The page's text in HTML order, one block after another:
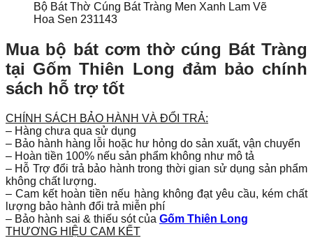
Bộ Bát Thờ Cúng Bát Tràng Men Xanh Lam Vẽ
Hoa Sen 231143
Mua bộ bát cơm thờ cúng Bát Tràng
tại Gốm Thiên Long đảm bảo chính
sách hỗ trợ tốt
CHÍNH SÁCH BẢO HÀNH VÀ ĐỔI TRẢ:
– Hàng chưa qua sử dụng
– Bảo hành hàng lỗi hoặc hư hỏng do sản xuất, vận chuyển
– Hoàn tiền 100% nếu sản phẩm không như mô tả
– Hỗ Trợ đổi trả bảo hành trong thời gian sử dụng sản phẩm
không chất lượng.
– Cam kết hoàn tiền nếu hàng không đạt yêu cầu, kém chất
lượng bảo hành đổi trả miễn phí
– Bảo hành sai & thiếu sót của Gốm Thiên Long
THƯƠNG HIỆU CAM KẾT